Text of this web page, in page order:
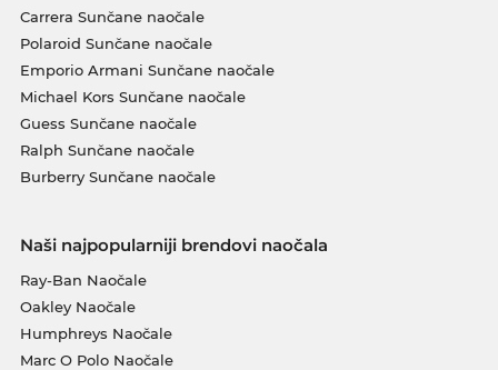
Carrera Sunčane naočale
Polaroid Sunčane naočale
Emporio Armani Sunčane naočale
Michael Kors Sunčane naočale
Guess Sunčane naočale
Ralph Sunčane naočale
Burberry Sunčane naočale
Naši najpopularniji brendovi naočala
Ray-Ban Naočale
Oakley Naočale
Humphreys Naočale
Marc O Polo Naočale